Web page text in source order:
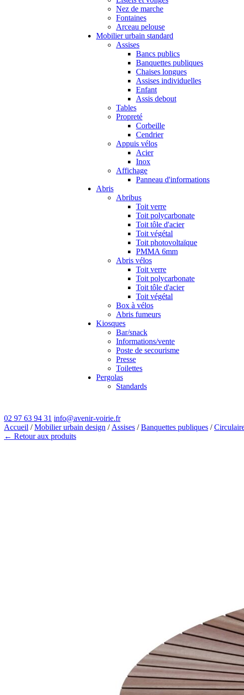
Nez de marche
Fontaines
Arceau pelouse
Mobilier urbain standard
Assises
Bancs publics
Banquettes publiques
Chaises longues
Assises individuelles
Enfant
Assis debout
Tables
Propreté
Corbeille
Cendrier
Appuis vélos
Acier
Inox
Affichage
Panneau d'informations
Abris
Abribus
Toit verre
Toit polycarbonate
Toit tôle d'acier
Toit végétal
Toit photovoltaïque
PMMA 6mm
Abris vélos
Toit verre
Toit polycarbonate
Toit tôle d'acier
Toit végétal
Box à vélos
Abris fumeurs
Kiosques
Bar/snack
Informations/vente
Poste de secourisme
Presse
Toilettes
Pergolas
Standards
02 97 63 94 31 info@avenir-voirie.fr
Accueil /Mobilier urbain design / Assises /Banquettes publiques /
← Retour aux produits